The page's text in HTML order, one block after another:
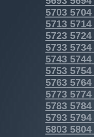
57035704
57135714
57235724
57335734
57435744
57535754
57635764
57735774
57835784
57935794
58035804